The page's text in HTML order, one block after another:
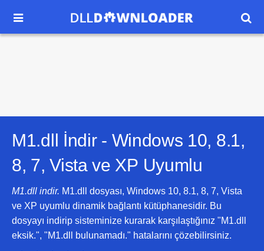
 
M1.dll İndir - Windows 10, 8.1,
8, 7, Vista ve XP Uyumlu
M1.dll indir. M1.dll dosyası, Windows 10, 8.1, 8, 7, Vista
ve XP uyumlu dinamik bağlantı kütüphanesidir. Bu
dosyayı indirip sisteminize kurarak karşılaştığınız "M1.dll
eksik.", "M1.dll bulunamadı." hatalarını çözebilirsiniz.